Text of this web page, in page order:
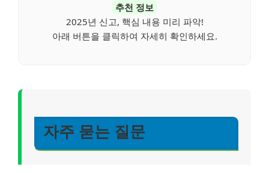
추천 정보
2025년 신고, 핵심 내용 미리 파악!
아래 버튼을 클릭하여 자세히 확인하세요.
자주 묻는 질문